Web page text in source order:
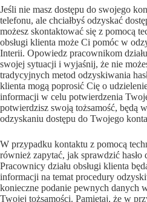
Jeśli nie masz dostępu do swojego
telefonu, ale chciałbyś odzyskać
możesz skontaktować się z pomocą
obsługi klienta może Ci pomóc w
Interii. Opowiedz pracownikom
swojej sytuacji i wyjaśnij, że nie
tradycyjnych metod odzyskiwania
klienta mogą poprosić Cię o
informacji w celu potwierdzenia
potwierdzisz swoją tożsamość, będą
odzyskaniu dostępu do Twojego
W przypadku kontaktu z pomocą
również zapytać, jak sprawdzić hasło
Pracownicy działu obsługi klienta
informacji na temat procedury
konieczne podanie pewnych danych
Twojej tożsamości. Pamiętaj, że w